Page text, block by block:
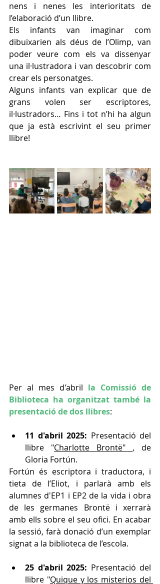
nens i nenes les interioritats de
l’elaboració d’un llibre.
Els infants van imaginar com
dibuixarien als déus de l’Olimp, van
poder veure com els va dissenyar
una il·lustradora i van descobrir com
crear els personatges.
Alguns infants van explicar que de
grans volen ser escriptores,
il·lustradors… Fins i tot n’hi ha algun
que ja està escrivint el seu primer
llibre!
Per al mes d’abril la Comissió de
Biblioteca ha organitzat també la
presentació de dos llibres:
11 d'abril 2025: Presentació del
llibre "Charlotte Brontë" , de
Gloria Fortún.
Fortún és escriptora i traductora, i
tieta de l’Eliot, i parlarà amb els
alumnes d'EP1 i EP2 de la vida i obra
de les germanes Brontë i xerrarà
amb ells sobre el seu ofici. En acabar
la sessió, farà donació d’un exemplar
signat a la biblioteca de l’escola.
25 d'abril 2025: Presentació del
llibre "Quique y los misterios del